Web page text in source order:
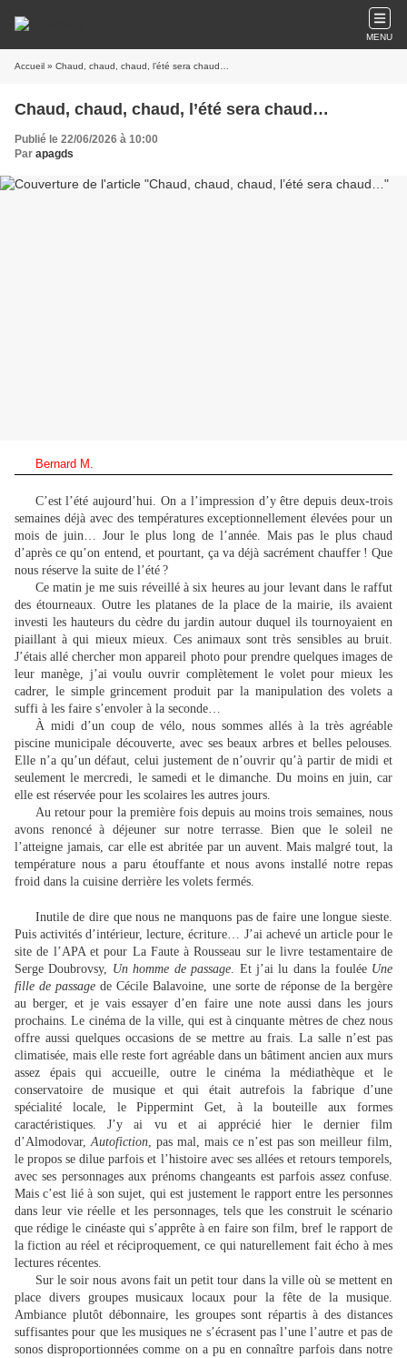
MENU
Accueil » Chaud, chaud, chaud, l’été sera chaud…
Chaud, chaud, chaud, l’été sera chaud…
Publié le 22/06/2026 à 10:00
Par apagds
Bernard M.
C’est l’été aujourd’hui. On a l’impression d’y être depuis deux-trois
semaines déjà avec des températures exceptionnellement élevées pour un
mois de juin… Jour le plus long de l’année. Mais pas le plus chaud
d’après ce qu’on entend, et pourtant, ça va déjà sacrément chauffer ! Que
nous réserve la suite de l’été ?
Ce matin je me suis réveillé à six heures au jour levant dans le raffut
des étourneaux. Outre les platanes de la place de la mairie, ils avaient
investi les hauteurs du cèdre du jardin autour duquel ils tournoyaient en
piaillant à qui mieux mieux. Ces animaux sont très sensibles au bruit.
J’étais allé chercher mon appareil photo pour prendre quelques images de
leur manège, j’ai voulu ouvrir complètement le volet pour mieux les
cadrer, le simple grincement produit par la manipulation des volets a
suffi à les faire s’envoler à la seconde…
À midi d’un coup de vélo, nous sommes allés à la très agréable
piscine municipale découverte, avec ses beaux arbres et belles pelouses.
Elle n’a qu’un défaut, celui justement de n’ouvrir qu’à partir de midi et
seulement le mercredi, le samedi et le dimanche. Du moins en juin, car
elle est réservée pour les scolaires les autres jours.
Au retour pour la première fois depuis au moins trois semaines, nous
avons renoncé à déjeuner sur notre terrasse. Bien que le soleil ne
l’atteigne jamais, car elle est abritée par un auvent. Mais malgré tout, la
température nous a paru étouffante et nous avons installé notre repas
froid dans la cuisine derrière les volets fermés.
Inutile de dire que nous ne manquons pas de faire une longue sieste.
Puis activités d’intérieur, lecture, écriture… J’ai achevé un article pour le
site de l’APA et pour La Faute à Rousseau sur le livre testamentaire de
Serge Doubrovsy, Un homme de passage. Et j’ai lu dans la foulée Une
fille de passage de Cécile Balavoine, une sorte de réponse de la bergère
au berger, et je vais essayer d’en faire une note aussi dans les jours
prochains. Le cinéma de la ville, qui est à cinquante mètres de chez nous
offre aussi quelques occasions de se mettre au frais. La salle n’est pas
climatisée, mais elle reste fort agréable dans un bâtiment ancien aux murs
assez épais qui accueille, outre le cinéma la médiathèque et le
conservatoire de musique et qui était autrefois la fabrique d’une
spécialité locale, le Pippermint Get, à la bouteille aux formes
caractéristiques. J’y ai vu et ai apprécié hier le dernier film
d’Almodovar,Autofiction, pas mal, mais ce n’est pas son meilleur film,
le propos se dilue parfois et l’histoire avec ses allées et retours temporels,
avec ses personnages aux prénoms changeants est parfois assez confuse.
Mais c’est lié à son sujet, qui est justement le rapport entre les personnes
dans leur vie réelle et les personnages, tels que les construit le scénario
que rédige le cinéaste qui s’apprête à en faire son film, bref le rapport de
la fiction au réel et réciproquement, ce qui naturellement fait écho à mes
lectures récentes.
Sur le soir nous avons fait un petit tour dans la ville où se mettent en
place divers groupes musicaux locaux pour la fête de la musique.
Ambiance plutôt débonnaire, les groupes sont répartis à des distances
suffisantes pour que les musiques ne s’écrasent pas l’une l’autre et pas de
sonos disproportionnées comme on a pu en connaître parfois dans notre